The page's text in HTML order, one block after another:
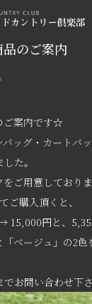
のご案内
ご案内です☆
ッグ・カートバ
た。
をご用意しており
ご購入頂くと、
15,000円と、
ベージュ」の2色
お問い合わせ下さ